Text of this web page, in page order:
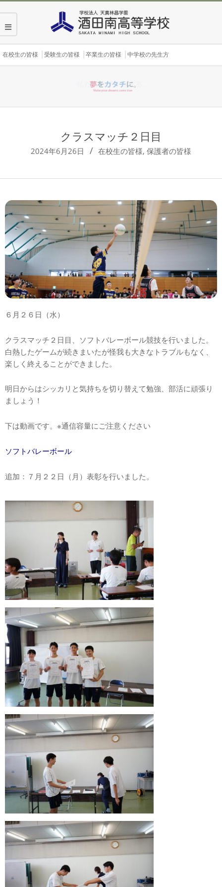
content
Secondary
在校生の皆様 受験生の皆様 卒業生の皆様 中学校の先生方
クラスマッチ２日目
2024年6月26日 在校生の皆様, 保護者の皆様
６月２６日（水）
クラスマッチ２日目、ソフトバレーボール競技を行いました。
白熱したゲームが続きまいたが怪我も大きなトラブルもなく、
楽しく終えることができました。
明日からはシッカリと気持ちを切り替えて勉強、部活に頑張り
ましょう！
下は動画です。※通信容量にご注意ください
ソフトバレーボール
追加：７月２２日（月）表彰を行いました。